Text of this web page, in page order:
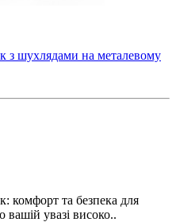
з шухлядами на металевому
комфорт та безпека для
увазі високо..